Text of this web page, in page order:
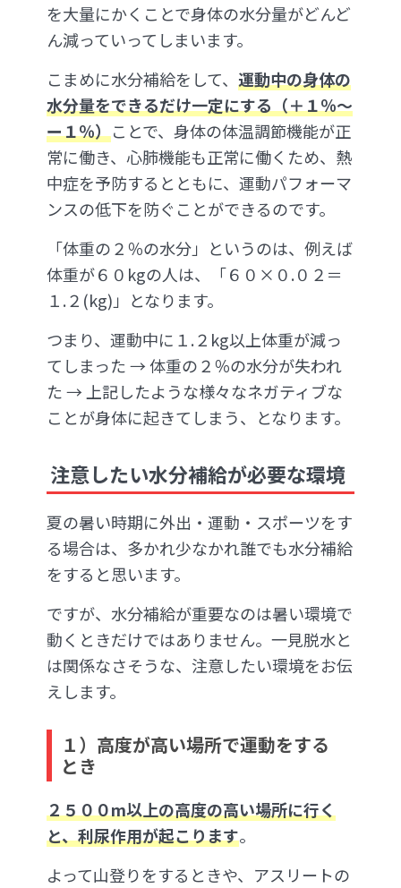
を大量にかくことで身体の水分量がどんど
ん減っていってしまいます。
こまめに水分補給をして、 運動中の身体の
水分量をできるだけ一定にする（＋１％〜
ー１％）ことで、身体の体温調節機能が正
常に働き、心肺機能も正常に働くため、熱
中症を予防するとともに、運動パフォーマ
ンスの低下を防ぐことができるのです。
「体重の２％の水分」というのは、例えば
体重が６０kgの人は、「６０×０.０２＝
１.２(kg)」となります。
つまり、運動中に１.２kg以上体重が減っ
てしまった → 体重の２％の水分が失われ
た → 上記したような様々なネガティブな
ことが身体に起きてしまう、となります。
注意したい水分補給が必要な環境
夏の暑い時期に外出・運動・スポーツをす
る場合は、多かれ少なかれ誰でも水分補給
をすると思います。
ですが、水分補給が重要なのは暑い環境で
動くときだけではありません。一見脱水と
は関係なさそうな、注意したい環境をお伝
えします。
１）高度が高い場所で運動をする
とき
２５００m以上の高度の高い場所に行く
と、利尿作用が起こります。
よって山登りをするときや、アスリートの